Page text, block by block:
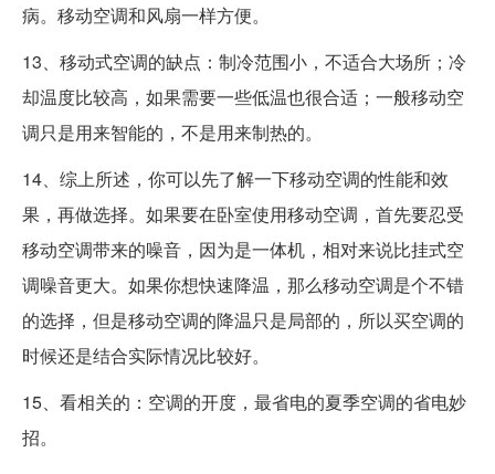
病。移动空调和风扇一样方便。
13、移动式空调的缺点：制冷范围小，不适合大场所；冷
却温度比较高，如果需要一些低温也很合适；一般移动空
调只是用来智能的，不是用来制热的。
14、综上所述，你可以先了解一下移动空调的性能和效
果，再做选择。如果要在卧室使用移动空调，首先要忍受
移动空调带来的噪音，因为是一体机，相对来说比挂式空
调噪音更大。如果你想快速降温，那么移动空调是个不错
的选择，但是移动空调的降温只是局部的，所以买空调的
时候还是结合实际情况比较好。
15、看相关的：空调的开度，最省电的夏季空调的省电妙
招。